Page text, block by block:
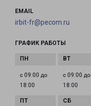
EMAIL
irbit-fr@pecom.ru
ГРАФИК РАБОТЫ
с 09:00 до
18:00
с 09:00 до
18:00